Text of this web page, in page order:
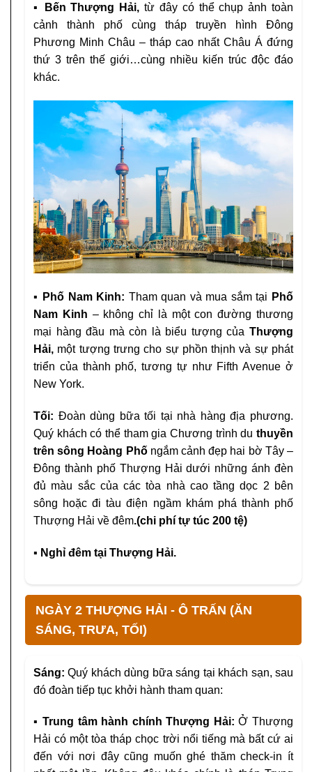
▪ Bến Thượng Hải, từ đây có thể chụp ảnh toàn
cảnh thành phố cùng tháp truyền hình Đông
Phương Minh Châu – tháp cao nhất Châu Á đứng
thứ 3 trên thế giới…cùng nhiều kiến trúc độc đáo
khác.
▪ Phố Nam Kinh: Tham quan và mua sắm tại Phố
Nam Kinh – không chỉ là một con đường thương
mại hàng đầu mà còn là biểu tượng của Thượng
Hải, một tượng trưng cho sự phồn thịnh và sự phát
triển của thành phố, tương tự như Fifth Avenue ở
New York.
Tối: Đoàn dùng bữa tối tại nhà hàng địa phương.
Quý khách có thể tham gia Chương trình du thuyền
trên sông Hoàng Phốngắm cảnh đẹp hai bờ Tây –
Đông thành phố Thượng Hải dưới những ánh đèn
đủ màu sắc của các tòa nhà cao tầng dọc 2 bên
sông hoặc đi tàu điện ngầm khám phá thành phố
Thượng Hải về đêm.(chi phí tự túc 200 tệ)
▪ Nghỉ đêm tại Thượng Hải.
NGÀY 2 THƯỢNG HẢI - Ô TRẤN (ĂN
SÁNG, TRƯA, TỐI)
Sáng: Quý khách dùng bữa sáng tại khách sạn, sau
đó đoàn tiếp tục khởi hành tham quan:
▪ Trung tâm hành chính Thượng Hải: Ở Thượng
Hải có một tòa tháp chọc trời nổi tiếng mà bất cứ ai
đến với nơi đây cũng muốn ghé thăm check-in ít